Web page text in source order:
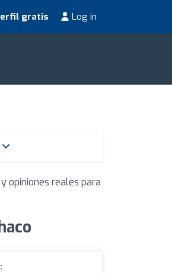
gratis Log in
opiniones reales para